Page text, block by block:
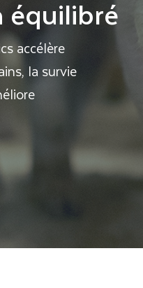
équilibré
accélère
la survie